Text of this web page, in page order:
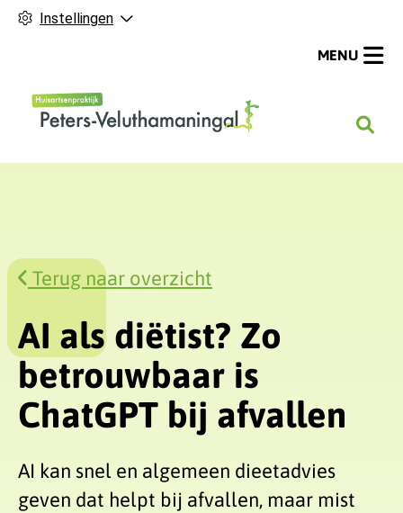
Instellingen
H
MENU
Terug naar overzicht
AI als diëtist? Zo
betrouwbaar is
ChatGPT bij afvallen
AI kan snel en algemeen dieetadvies
geven dat helpt bij afvallen, maar mist